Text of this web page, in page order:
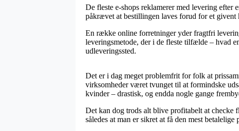
De fleste e-shops reklamerer med levering
påkrævet at bestillingen laves forud for et givent
En række online forretninger yder fragtfri
leveringsmetode, der i de fleste tilfælde – hvad
udleveringssted.
Det er i dag meget problemfrit for folk at
virksomheder været tvunget til at formindske
kvinder – drastisk, og endda nogle gange
Det kan dog trods alt blive profitabelt at
således at man er sikret at få den mest betalelige